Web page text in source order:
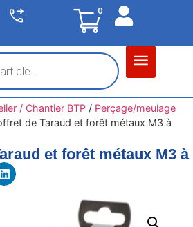
0
/ Chantier BTP/ Perçage/meulage
de Taraud et forêt métaux M3 à
et forêt métaux M3